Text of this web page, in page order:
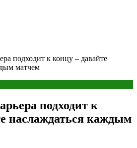
подходит к концу – давайте
матчем
подходит к
наслаждаться каждым